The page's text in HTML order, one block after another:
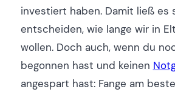
investiert haben. Damit ließ es
entscheiden, wie lange wir in
wollen. Doch auch, wenn du
begonnen hast und keinen
angespart hast: Fange am